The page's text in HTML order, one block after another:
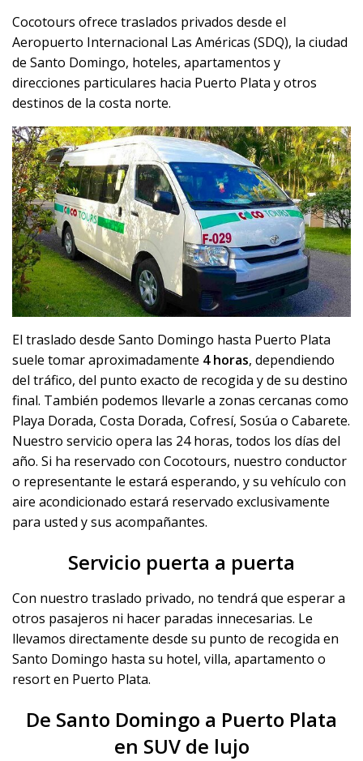
Cocotours ofrece traslados privados desde el
Aeropuerto Internacional Las Américas (SDQ), la ciudad
de Santo Domingo, hoteles, apartamentos y
direcciones particulares hacia Puerto Plata y otros
destinos de la costa norte.
El traslado desde Santo Domingo hasta Puerto Plata
suele tomar aproximadamente 4 horas, dependiendo
del tráfico, del punto exacto de recogida y de su destino
final. También podemos llevarle a zonas cercanas como
Playa Dorada, Costa Dorada, Cofresí, Sosúa o Cabarete.
Nuestro servicio opera las 24 horas, todos los días del
año. Si ha reservado con Cocotours, nuestro conductor
o representante le estará esperando, y su vehículo con
aire acondicionado estará reservado exclusivamente
para usted y sus acompañantes.
Servicio puerta a puerta
Con nuestro traslado privado, no tendrá que esperar a
otros pasajeros ni hacer paradas innecesarias. Le
llevamos directamente desde su punto de recogida en
Santo Domingo hasta su hotel, villa, apartamento o
resort en Puerto Plata.
De Santo Domingo a Puerto Plata
en SUV de lujo